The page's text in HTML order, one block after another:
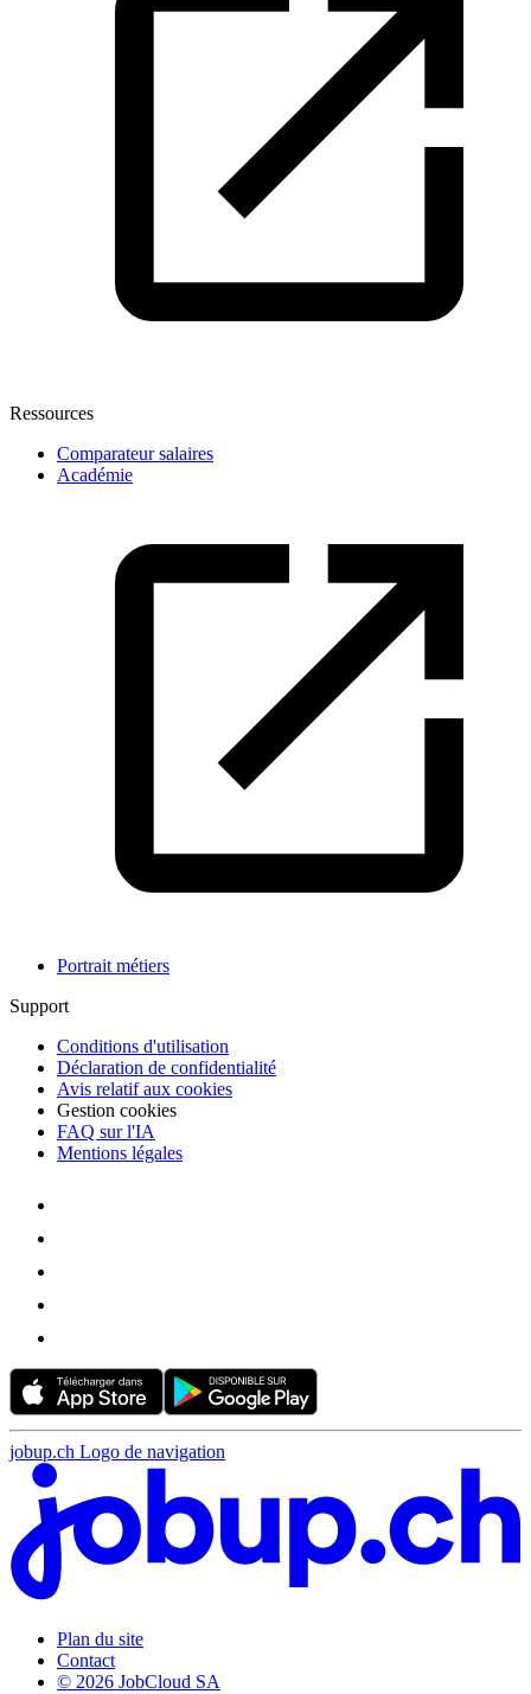
Ressources
Comparateur salaires
Académie
Portrait métiers
Support
Conditions d'utilisation
Déclaration de confidentialité
Avis relatif aux cookies
Gestion cookies
FAQ sur l'IA
Mentions légales
jobup.ch Logo de navigation
Plan du site
Contact
© 2026 JobCloud SA